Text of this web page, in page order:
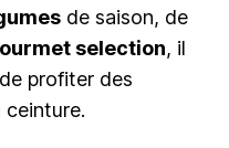
de saison, de
selection, il
profiter des
ceinture.